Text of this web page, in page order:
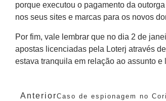
porque executou o pagamento da
nos seus sites e marcas para os novos
Por fim, vale lembrar que no dia 2 de
apostas licenciadas pela Loterj através
estava tranquila em relação ao assunto
AnteriorCaso de espionagem no